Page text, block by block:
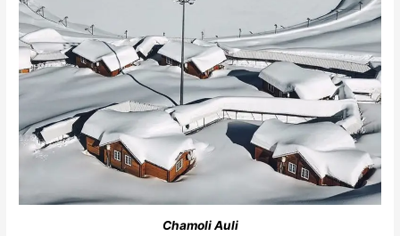
Chamoli Auli